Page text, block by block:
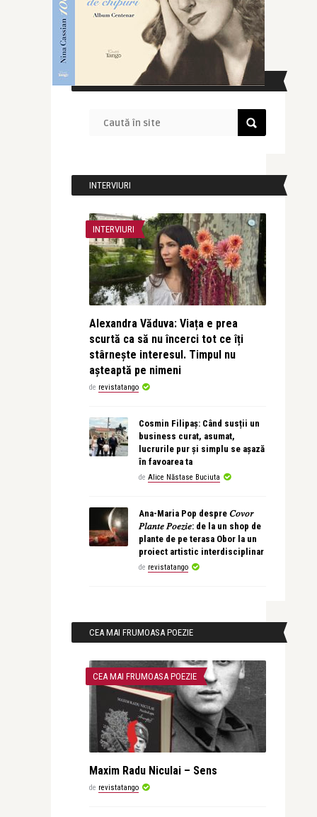
CAUTĂ ÎN SITE
INTERVIURI
INTERVIURI
Alexandra Văduva: Viața e prea
scurtă ca să nu încerci tot ce îți
stârnește interesul. Timpul nu
așteaptă pe nimeni
de revistatango
Cosmin Filipaș: Când susții un
business curat, asumat,
lucrurile pur și simplu se așază
în favoarea ta
de Alice Năstase Buciuta
Ana-Maria Pop despre 𝐶𝑜𝑣𝑜𝑟
𝑃𝑙𝑎𝑛𝑡𝑒 𝑃𝑜𝑒𝑧𝑖𝑒: de la un shop de
plante de pe terasa Obor la un
proiect artistic interdisciplinar
de revistatango
CEA MAI FRUMOASA POEZIE
CEA MAI FRUMOASA POEZIE
Maxim Radu Niculai – Sens
de revistatango